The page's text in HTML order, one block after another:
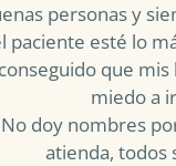
personas y
paciente esté lo
conseguido que
miedo a
No doy nombres
atienda, todos